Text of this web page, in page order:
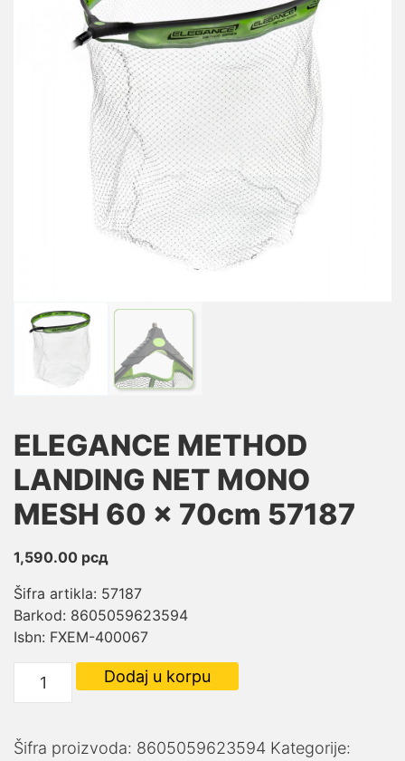
ELEGANCE METHOD
LANDING NET MONO
MESH 60 x 70cm 57187
1,590.00 рсд
Šifra artikla: 57187
Barkod: 8605059623594
Isbn: FXEM-400067
ELEGANCE
METHOD
NET
Dodaj u korpu
Šifra proizvoda: 8605059623594 Kategorije: